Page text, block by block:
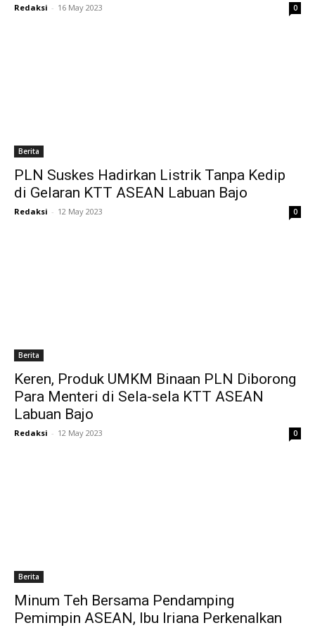
Redaksi - 16 May 2023 0
Berita
PLN Suskes Hadirkan Listrik Tanpa Kedip
di Gelaran KTT ASEAN Labuan Bajo
Redaksi - 12 May 2023 0
Berita
Keren, Produk UMKM Binaan PLN Diborong
Para Menteri di Sela-sela KTT ASEAN
Labuan Bajo
Redaksi - 12 May 2023 0
Berita
Minum Teh Bersama Pendamping
Pemimpin ASEAN, Ibu Iriana Perkenalkan